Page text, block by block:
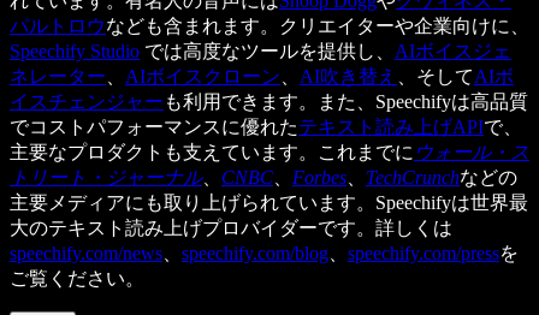
パルトロウなども含まれます。クリエイターや企業向けに、
Speechify Studio では高度なツールを提供し、 AIボイスジェ
ネレーター
AIボイスクローン AI吹き替え 、そしてAIボ
イスチェンジャー も利用できます。また、Speechifyは高品質
でコストパフォーマンスに優れたテキスト読み上げAPIで、
主要なプロダクトも支えています。これまでに ウォール・ス
トリート・ジャーナル、 CNBC Forbes TechCrunchなどの
主要メディアにも取り上げられています。Speechifyは世界最
大のテキスト読み上げプロバイダーです。詳しくは
speechify.com/news
speechify.com/blog speechify.com/pressを
ご覧ください。